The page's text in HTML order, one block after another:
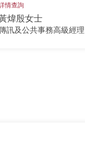
情查詢
煒殷女士
訊及公共事務高級經理